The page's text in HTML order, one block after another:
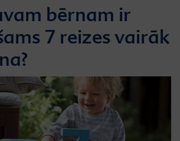
bērnam ir
7 reizes vairāk